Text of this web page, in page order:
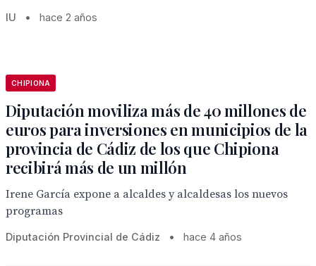
IU • hace 2 años
CHIPIONA
Diputación moviliza más de 40 millones de
euros para inversiones en municipios de la
provincia de Cádiz de los que Chipiona
recibirá más de un millón
Irene García expone a alcaldes y alcaldesas los nuevos
programas
Diputación Provincial de Cádiz • hace 4 años